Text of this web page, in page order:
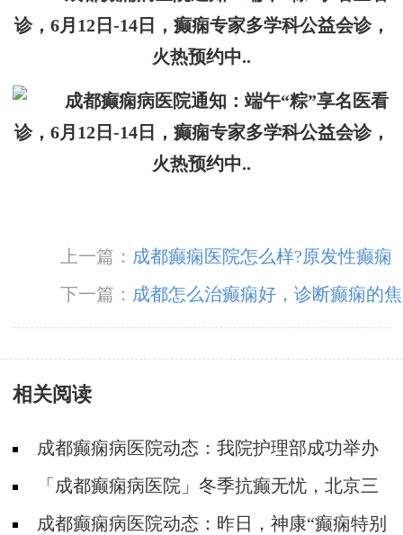
上一篇： 成都癫痫医院怎么样?原发性癫痫
与继发性癫痫的区分?
下一篇： 成都怎么治癫痫好，诊断癫痫的焦
点都是什么?
相关阅读
成都癫痫病医院动态：我院护理部成功举办
2021护士技能大赛
「成都癫痫病医院」冬季抗癫无忧，北京三
甲教授公益会诊+癫痫基金大额援助，仅45个名
成都癫痫病医院动态：昨日，神康“癫痫特别